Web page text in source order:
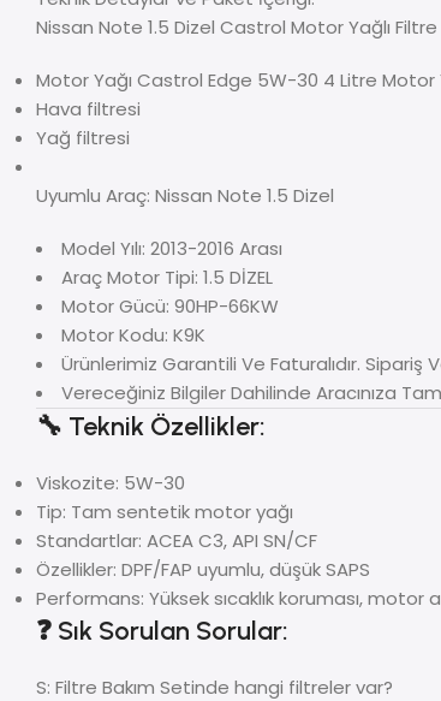
Nissan Note 1.5 Dizel Castrol Motor Yağlı
Motor Yağı Castrol Edge 5W-30 4 Litre Motor
Hava filtresi
Yağ filtresi
Uyumlu Araç: Nissan Note 1.5 Dizel
Model Yılı: 2013-2016 Arası
Araç Motor Tipi: 1.5 DİZEL
Motor Gücü: 90HP-66KW
Motor Kodu: K9K
Ürünlerimiz Garantili Ve Faturalıdır. Sipariş
Vereceğiniz Bilgiler Dahilinde Aracınıza
🔧 Teknik Özellikler:
Viskozite: 5W-30
Tip: Tam sentetik motor yağı
Standartlar: ACEA C3, API SN/CF
Özellikler: DPF/FAP uyumlu, düşük SAPS
Performans: Yüksek sıcaklık koruması, motor
❓ Sık Sorulan Sorular:
S: Filtre Bakım Setinde hangi filtreler var?